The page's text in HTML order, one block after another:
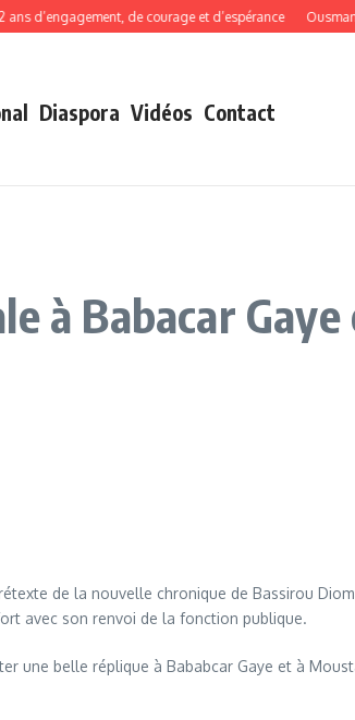
d’engagement, de courage et d’espérance Ousmane
Diaspora Vidéos Contact
à Babacar Gaye
de la nouvelle chronique de Bassirou
avec son renvoi de la fonction publique.
une belle réplique à Bababcar Gaye et à